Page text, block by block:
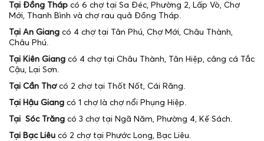
Tại Đồng Tháp có 6 chợ tại Sa Đéc, Phường 2, Lấp Vò, Chợ
Mới, Thanh Bình và chợ rau quả Đồng Tháp.
Tại An Giang có 4 chợ tại Tân Phú, Chợ Mới, Châu Thành,
Châu Phú.
Tại Kiên Giang có 4 chợ tại Châu Thành, Tân Hiệp, cảng cá Tắc
Cậu, Lại Sơn.
Tại Cần Thơcó 2 chợ tại Thốt Nốt, Cái Răng.
Tại Hậu Giang có 1 chợ là chợ nổi Phụng Hiệp.
Tại Sóc Trăng có 3 chợ tại Ngã Năm, Phường 4, Kế Sách.
Tại Bạc Liêu có 2 chợ tại Phước Long, Bạc Liêu.